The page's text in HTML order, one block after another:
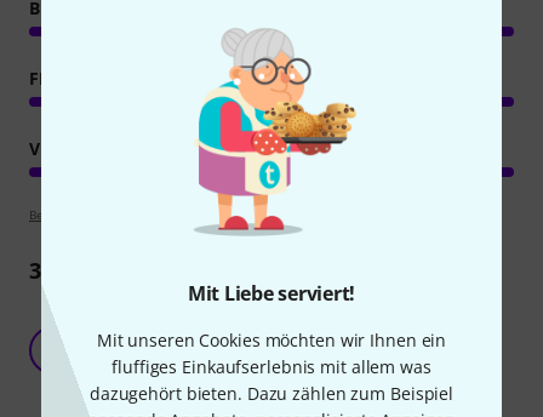
Mit Liebe serviert!
Mit unseren Cookies möchten wir Ihnen ein
fluffiges Einkaufserlebnis mit allem was
dazugehört bieten. Dazu zählen zum Beispiel
BEDIENUNG
FEATURES
VERARBEITUNG
Bewertungsrichtlinien
3Rezensionen
mittlere Veranstaltungen hatte
STORM-Eventtechnik 27.05.2026